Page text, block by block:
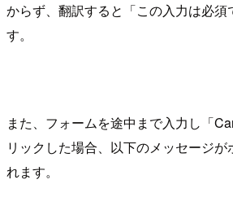
からず、翻訳すると「この入力は必
す。
また、フォームを途中まで入力し「
リックした場合、以下のメッセージが
れます。